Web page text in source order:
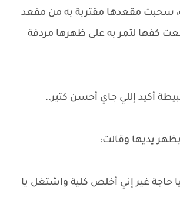
سحبت مقعدها مقتربة به من مقعد
كفها لتمر به على ظهرها مردفة
أكيد إللي جاي أحسن كتير..
يديها وقالت:
غير إني أخلص كلية واشتغل يا